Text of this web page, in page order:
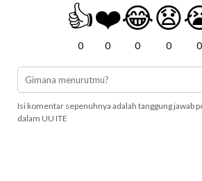
👍
0
❤️
0
😂
0
😧
0 0
Isi komentar sepenuhnya adalah tanggung jawab
dalam UU ITE